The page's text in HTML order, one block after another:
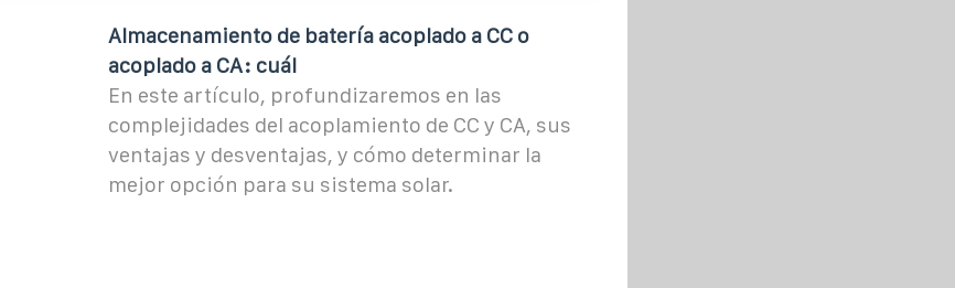
Almacenamiento de batería acoplado a CC o
acoplado a CA: cuál
En este artículo, profundizaremos en las
complejidades del acoplamiento de CC y CA, sus
ventajas y desventajas, y cómo determinar la
mejor opción para su sistema solar.